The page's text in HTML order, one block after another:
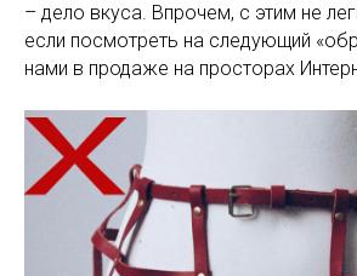
– дело вкуса. Впрочем, с этим не
если посмотреть на следующий
нами в продаже на просторах